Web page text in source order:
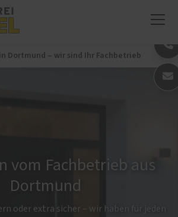
Dortmund – wir sind Ihr Fachbetrieb
vom Fachbetrieb aus
Dortmund
oder extra sicher – wir haben für jeden